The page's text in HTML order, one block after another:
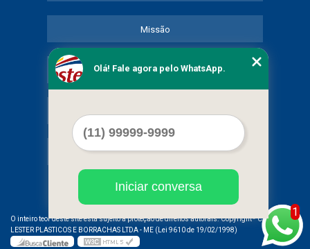
Missão
Serviços
Mapa do site
O inteiro teor deste site está sujeito à proteção de direitos autorais. Copyright COMERCIAL
LESTER PLASTICOS E BORRACHAS LTDA - ME (Lei 9610 de 19/02/1998)
1
Olá! Fale agora pelo WhatsApp.
Iniciar conversa